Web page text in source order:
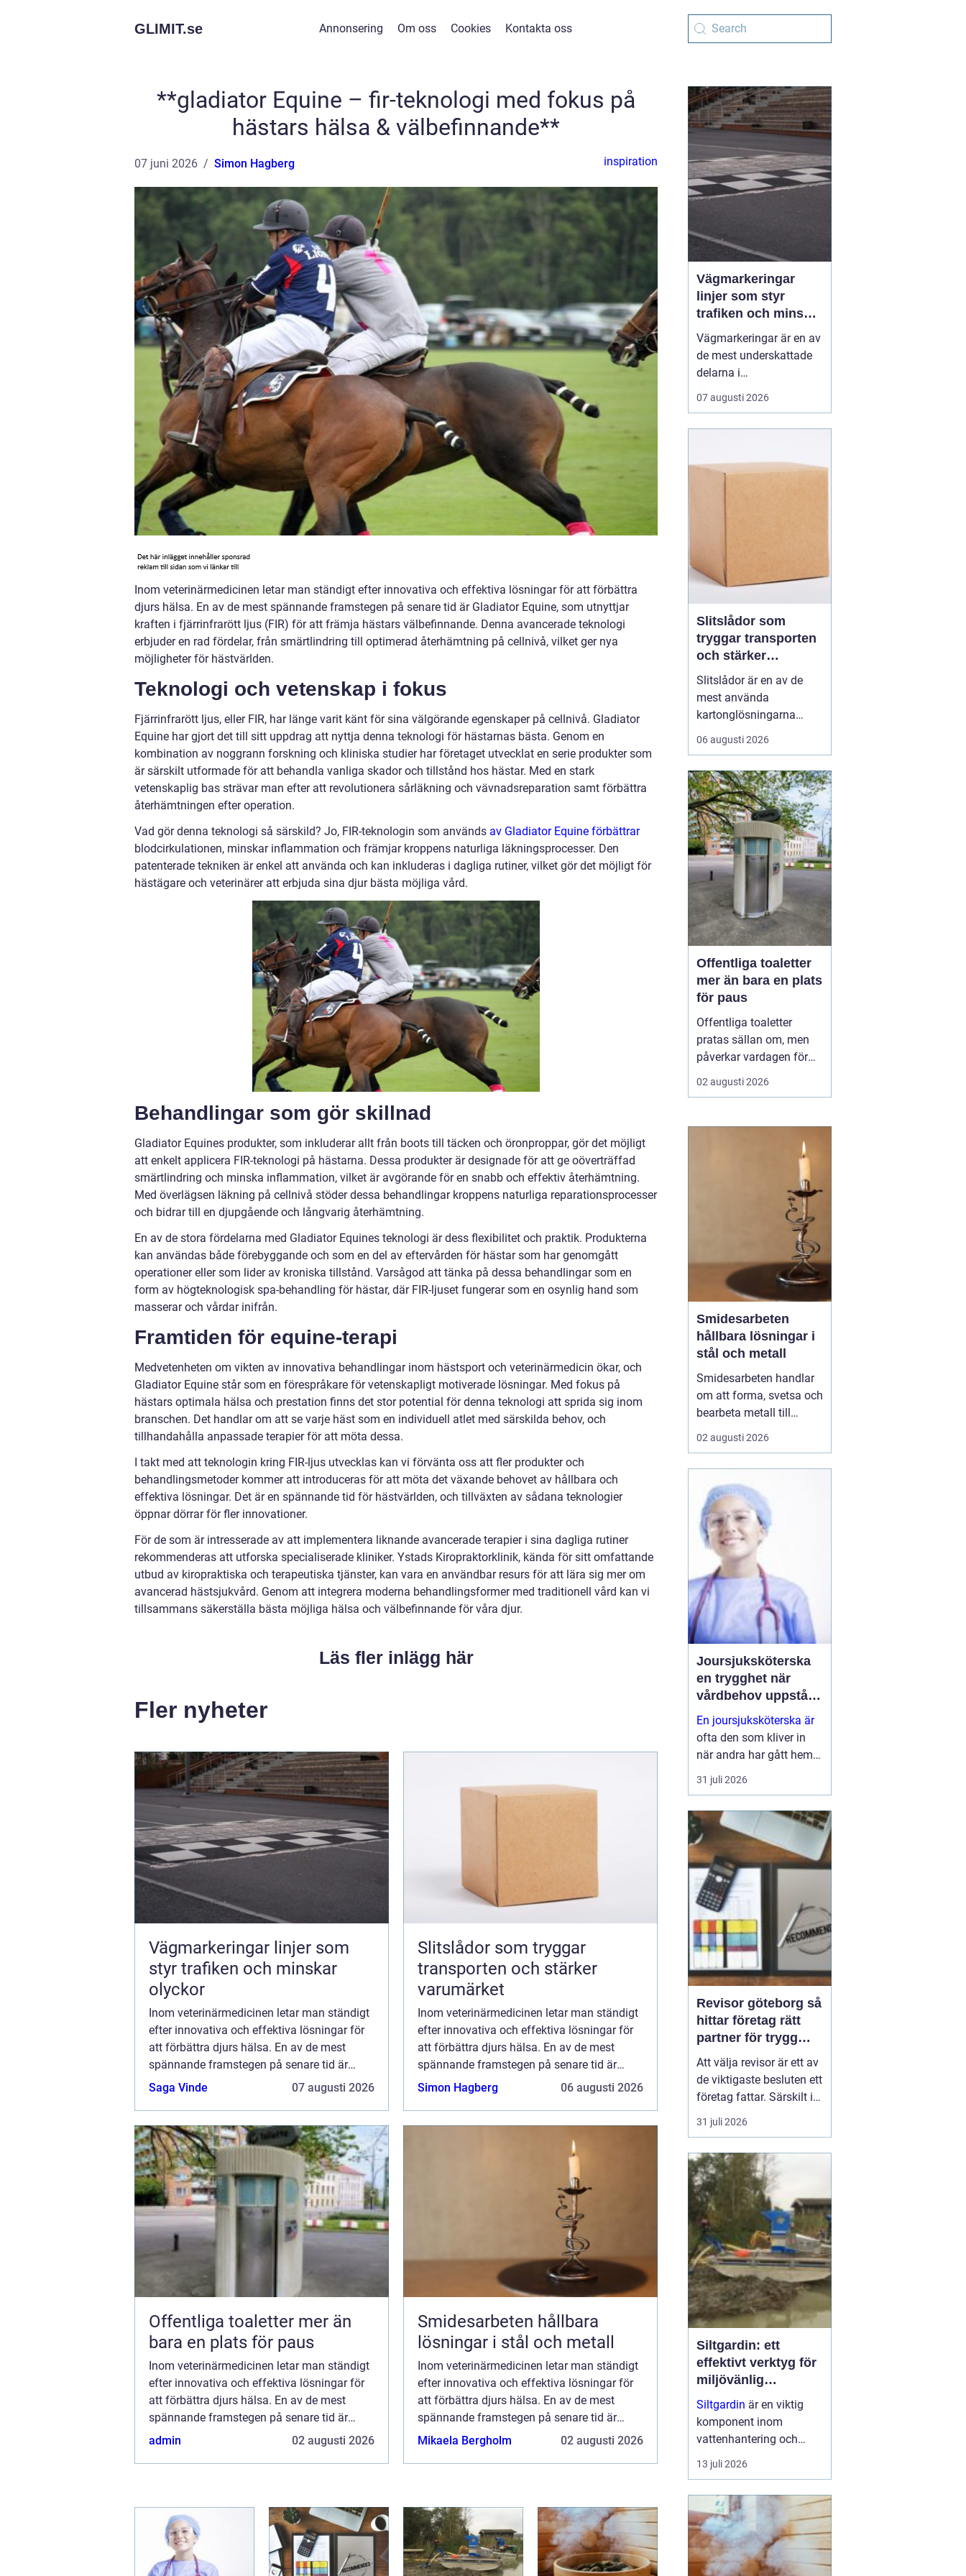
GLIMIT.se Annonsering Om oss Cookies Kontakta oss
**gladiator Equine – fir-teknologi med fokus på
hästars hälsa & välbefinnande**
07 juni 2026 Simon Hagberg inspiration
Inom veterinärmedicinen letar man ständigt efter innovativa och effektiva lösningar för att förbättra
djurs hälsa. En av de mest spännande framstegen på senare tid är Gladiator Equine, som utnyttjar
kraften i fjärrinfrarött ljus (FIR) för att främja hästars välbefinnande. Denna avancerade teknologi
erbjuder en rad fördelar, från smärtlindring till optimerad återhämtning på cellnivå, vilket ger nya
möjligheter för hästvärlden.
Teknologi och vetenskap i fokus
Fjärrinfrarött ljus, eller FIR, har länge varit känt för sina välgörande egenskaper på cellnivå. Gladiator
Equine har gjort det till sitt uppdrag att nyttja denna teknologi för hästarnas bästa. Genom en
kombination av noggrann forskning och kliniska studier har företaget utvecklat en serie produkter som
är särskilt utformade för att behandla vanliga skador och tillstånd hos hästar. Med en stark
vetenskaplig bas strävar man efter att revolutionera sårläkning och vävnadsreparation samt förbättra
återhämtningen efter operation.
Vad gör denna teknologi så särskild? Jo, FIR-teknologin som används av Gladiator Equine förbättrar
blodcirkulationen, minskar inflammation och främjar kroppens naturliga läkningsprocesser. Den
patenterade tekniken är enkel att använda och kan inkluderas i dagliga rutiner, vilket gör det möjligt för
hästägare och veterinärer att erbjuda sina djur bästa möjliga vård.
Behandlingar som gör skillnad
Gladiator Equines produkter, som inkluderar allt från boots till täcken och öronproppar, gör det möjligt
att enkelt applicera FIR-teknologi på hästarna. Dessa produkter är designade för att ge oöverträffad
smärtlindring och minska inflammation, vilket är avgörande för en snabb och effektiv återhämtning.
Med överlägsen läkning på cellnivå stöder dessa behandlingar kroppens naturliga reparationsprocesser
och bidrar till en djupgående och långvarig återhämtning.
En av de stora fördelarna med Gladiator Equines teknologi är dess flexibilitet och praktik. Produkterna
kan användas både förebyggande och som en del av eftervården för hästar som har genomgått
operationer eller som lider av kroniska tillstånd. Varsågod att tänka på dessa behandlingar som en
form av högteknologisk spa-behandling för hästar, där FIR-ljuset fungerar som en osynlig hand som
masserar och vårdar inifrån.
Framtiden för equine-terapi
Medvetenheten om vikten av innovativa behandlingar inom hästsport och veterinärmedicin ökar, och
Gladiator Equine står som en förespråkare för vetenskapligt motiverade lösningar. Med fokus på
hästars optimala hälsa och prestation finns det stor potential för denna teknologi att sprida sig inom
branschen. Det handlar om att se varje häst som en individuell atlet med särskilda behov, och
tillhandahålla anpassade terapier för att möta dessa.
I takt med att teknologin kring FIR-ljus utvecklas kan vi förvänta oss att fler produkter och
behandlingsmetoder kommer att introduceras för att möta det växande behovet av hållbara och
effektiva lösningar. Det är en spännande tid för hästvärlden, och tillväxten av sådana teknologier
öppnar dörrar för fler innovationer.
För de som är intresserade av att implementera liknande avancerade terapier i sina dagliga rutiner
rekommenderas att utforska specialiserade kliniker. Ystads Kiropraktorklinik, kända för sitt omfattande
utbud av kiropraktiska och terapeutiska tjänster, kan vara en användbar resurs för att lära sig mer om
avancerad hästsjukvård. Genom att integrera moderna behandlingsformer med traditionell vård kan vi
tillsammans säkerställa bästa möjliga hälsa och välbefinnande för våra djur.
Läs fler inlägg här
Fler nyheter
Vägmarkeringar linjer som
styr trafiken och minskar
olyckor
Inom veterinärmedicinen letar man ständigt
efter innovativa och effektiva lösningar för
att förbättra djurs hälsa. En av de mest
spännande framstegen på senare tid är
Gladiator Equine, som utnyttjar kraften i
Saga Vinde 07 augusti 2026
Slitslådor som tryggar
transporten och stärker
varumärket
Inom veterinärmedicinen letar man ständigt
efter innovativa och effektiva lösningar för
att förbättra djurs hälsa. En av de mest
spännande framstegen på senare tid är
Gladiator Equine, som utnyttjar kraften i
Simon Hagberg 06 augusti 2026
Offentliga toaletter mer än
bara en plats för paus
Inom veterinärmedicinen letar man ständigt
efter innovativa och effektiva lösningar för
att förbättra djurs hälsa. En av de mest
spännande framstegen på senare tid är
Gladiator Equine, som utnyttjar kraften i
admin 02 augusti 2026
Smidesarbeten hållbara
lösningar i stål och metall
Inom veterinärmedicinen letar man ständigt
efter innovativa och effektiva lösningar för
att förbättra djurs hälsa. En av de mest
spännande framstegen på senare tid är
Gladiator Equine, som utnyttjar kraften i
Mikaela Bergholm 02 augusti 2026
Vägmarkeringar
linjer som styr
trafiken och minskar
olyckor
Vägmarkeringar är en av
de mest underskattade
delarna i
trafiksäkerheten. De
syns överallt, men märks
Tydliga linjer hjälper
förare, cyklister och
07 augusti 2026
Slitslådor som
tryggar transporten
och stärker
varumärket
Slitslådor är en av de
mest använda
kartonglösningarna
inom transport och
logistik, och många
leverantörer som
standardpack.se för att
säkra både kvalitet och
flexibilitet. En s...
06 augusti 2026
Offentliga toaletter
mer än bara en plats
för paus
Offentliga toaletter
pratas sällan om, men
påverkar vardagen för
nästan alla. När en stad,
park eller reseknut
toaletter begränsas
funktionsnedsättning
och långväga resenäre...
02 augusti 2026
Smidesarbeten
hållbara lösningar i
stål och metall
Smidesarbeten handlar
om att forma, svetsa och
bearbeta metall till
starka och hållbara
konstruktioner. Det kan
trappor till stora
stålkonstruktioner i
industrin. När smidet
utförs rätt får du
produkter som håller
länge, tål...
02 augusti 2026
Joursjuksköterska
en trygghet när
vårdbehov uppstår
dygnet runt
En joursjuksköterska är
ofta den som kliver in
när andra har gått hem
för dagen. Under sena
kvällar, nätter och helger
människor på
äldreboenden, LSS-
boenden, inom
socialpsykiatrin och i
ord...
31 juli 2026
Revisor göteborg så
hittar företag rätt
partner för trygg
tillväxt
Att välja revisor är ett av
de viktigaste besluten ett
företag fattar. Särskilt i
en företagsintensiv stad
som Göteborg, där allt
bolag till internationella
koncerner verkar sida vid
sida. En bra revisor gör
mer än att granska s...
31 juli 2026
Siltgardin: ett
effektivt verktyg för
miljövänlig
vattenhantering
Siltgardin är en viktig
komponent inom
vattenhantering och
miljöskydd, särskilt i
verksamheter som
sjögrävning. Dessa
barriärer hjälper till att
minska grumling och
sp...
13 juli 2026